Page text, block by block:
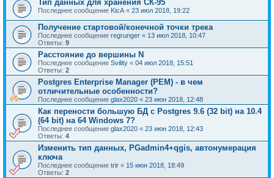
Тип данных для хранения СК-95
Последнее сообщение KicA « 23 июл 2018, 19:22
Получение стартовой/конечной точки трека
Последнее сообщение regrunger « 13 июл 2018, 10:47
Ответы: 9
Расстояние до вершины N
Последнее сообщение Svility « 04 июл 2018, 15:51
Ответы: 2
Postgres Enterprise Manager (PEM) - в чем
отличительные особенности?
Последнее сообщение glax2020 « 23 июн 2018, 12:48
Как перености большую БД с Postgres 9.6 (32 bit) на 10.4
(64 bit) на 64 Windows 7?
Последнее сообщение glax2020 « 23 июн 2018, 12:43
Ответы: 4
Изменить тип данных, PGadmin4+qgis, автонумерация
ключа
Последнее сообщение trir « 15 июн 2018, 18:49
Ответы: 2